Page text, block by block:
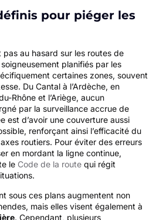
pour piéger les
au hasard sur les routes de
planifiés par les
certaines zones, souvent
Du Cantal à l’Ardèche, en
Rhône et l’Ariège, aucun
par la surveillance accrue de
est d’avoir une couverture aussi
renforçant ainsi l’efficacité du
routiers. Pour éviter des erreurs
en mordant la ligne continue,
le Code de la route qui régit
sous ces plans augmentent non
mais elles visent également à
. Cependant, plusieurs